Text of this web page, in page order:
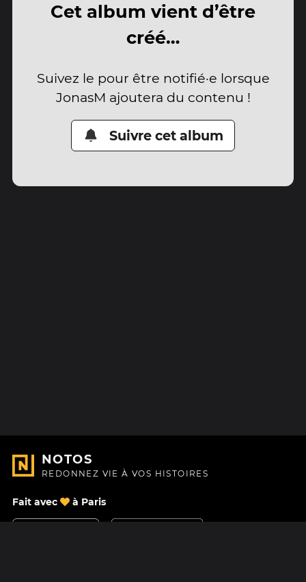
Cet album vient d’être
créé…
Suivez le pour être notifié·e lorsque
JonasM ajoutera du contenu !
Suivre cet album
NOTOS
REDONNEZ VIE À VOS HISTOIRES
Fait avec à Paris